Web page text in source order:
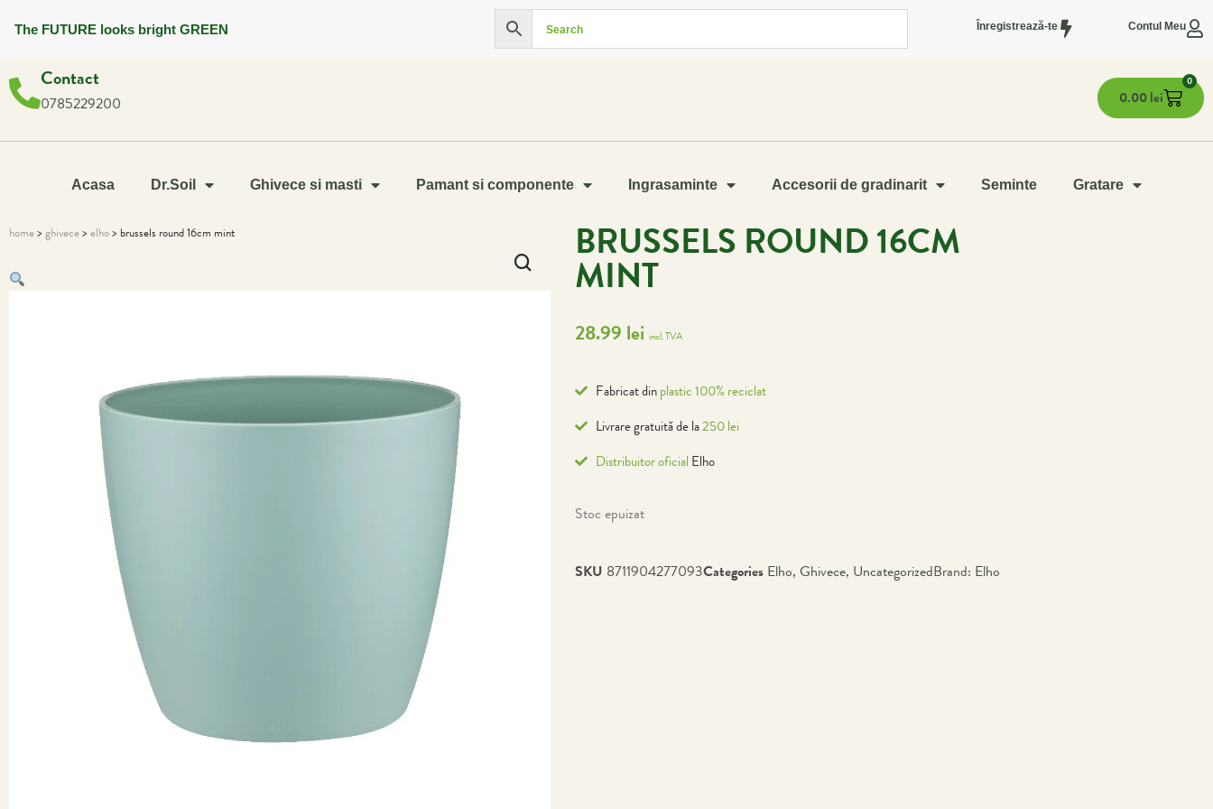
The FUTURE looks bright GREEN Înregistrează-te Contul Meu
Contact
0785229200 0.00lei
0
Acasa Dr.Soil Ghivece si masti Pamant si componente Ingrasaminte Accesorii de gradinarit Seminte Gratare
home>ghivece>elho> brussels round 16cm mint BRUSSELS ROUND 16CM
MINT
28.99 lei incl. TVA
Fabricat dinplastic 100% reciclat
Livrare gratuită de la250 lei
Distribuitor oficial Elho
Stoc epuizat
SKU 8711904277093Categories Elho, Ghivece, UncategorizedBrand: Elho